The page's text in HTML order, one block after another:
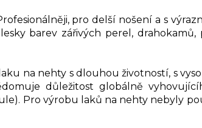
pro delší nošení a s
barev zářivých perel,
na nehty s dlouhou životností, s
důležitost globálně
Pro výrobu laků na nehty nebyly